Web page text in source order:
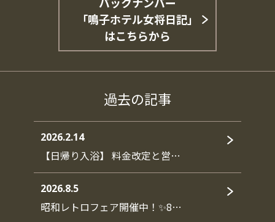
「鳴子ホテル女将日記」
はこちらから
過去の記事
2026.2.14
【日帰り入浴】 料金改定と営…
2026.8.5
昭和レトロフェア開催中！✨8…